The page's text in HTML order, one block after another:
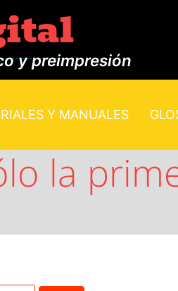
y preimpresión
Y MANUALES
la